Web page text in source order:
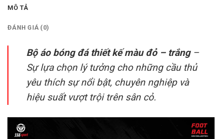
MÔ TẢ
ĐÁNH GIÁ (0)
Bộ áo bóng đá thiết kế màu đỏ – trắng–
Sự lựa chọn lý tưởng cho những cầu thủ
yêu thích sự nổi bật, chuyên nghiệp và
hiệu suất vượt trội trên sân cỏ.